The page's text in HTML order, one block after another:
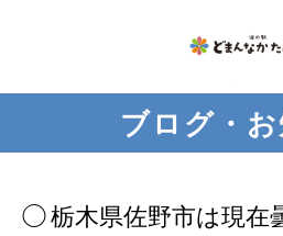
ブログ・
◯ 栃木県佐野市は現在